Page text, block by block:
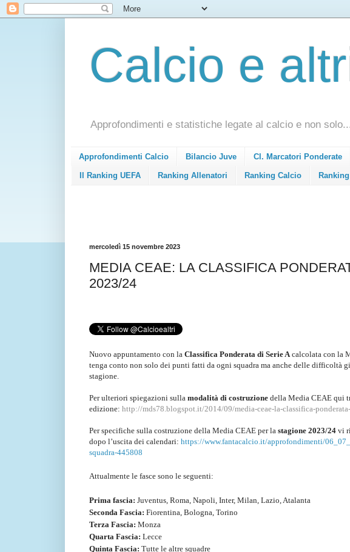
Calcio e
Approfondimenti e statistiche legate al calcio e non solo...
Approfondimenti Calcio Bilancio Juve Cl. Marcatori Ponderate
Il Ranking UEFA Ranking Allenatori Ranking Calcio
mercoledì 15 novembre 2023
MEDIA CEAE: LA CLASSIFICA
2023/24
Nuovo appuntamento con la Classifica Ponderata di Serie Acalcolata con la
tenga conto non solo dei punti fatti da ogni squadra ma anche delle difficoltà
stagione.
Per ulteriori spiegazioni sulla modalità di costruzione della Media CEAE qui
edizione: http://mds78.blogspot.it/2014/09/media-ceae-la-classifica-
Per specifiche sulla costruzione della Media CEAE per la stagione 2023/24 vi
dopo l’uscita dei calendari: https://www.fantacalcio.it/approfondimenti/
squadra-445808
Attualmente le fasce sono le seguenti:
Prima fascia: Juventus, Roma, Napoli, Inter, Milan, Lazio, Atalanta
Seconda Fascia: Fiorentina, Bologna, Torino
Terza Fascia: Monza
Quarta Fascia: Lecce
Quinta Fascia: Tutte le altre squadre